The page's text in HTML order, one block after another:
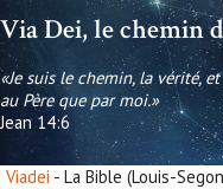
Via Dei, le chemin
«Je suis le chemin, la vérité,
au Père que par moi.»
Jean 14:6
Viadei - La Bible (Louis-